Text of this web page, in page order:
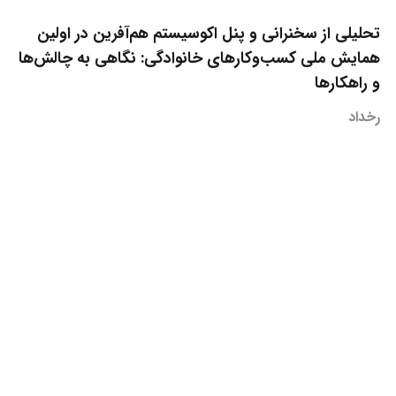
تحلیلی از سخنرانی و پنل اکوسیستم هم‌آفرین در اولین
همایش ملی کسب‌وکارهای خانوادگی: نگاهی به چالش‌ها
و راهکارها
رخداد